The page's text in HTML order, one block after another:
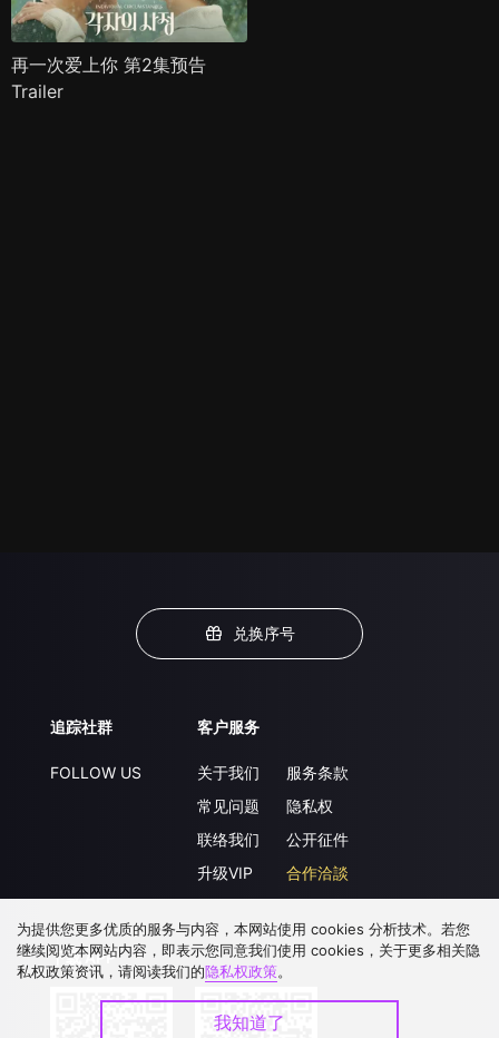
再一次爱上你 第2集预告
Trailer
兑换序号
追踪社群
FOLLOW US
客户服务
关于我们
常见问题
联络我们
升级VIP
服务条款
隐私权
公开征件
合作洽談
下载 APP
为提供您更多优质的服务与内容，本网站使用 cookies 分析技术。若您
继续阅览本网站内容，即表示您同意我们使用 cookies，关于更多相关隐
私权政策资讯，请阅读我们的隐私权政策。
我知道了